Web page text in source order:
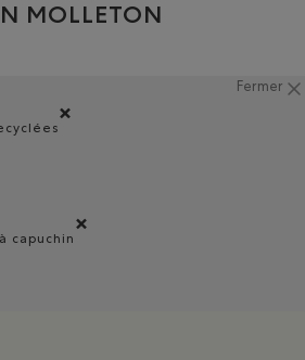
MOLLETON
Fermer
capuchin